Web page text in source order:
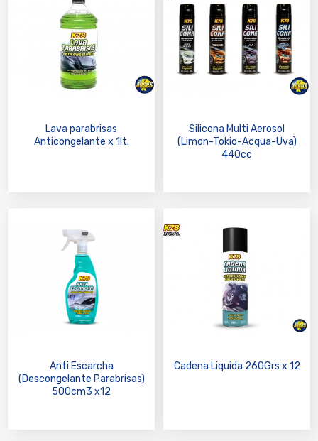
Lava parabrisas
Anticongelante x 1lt.
Silicona Multi Aerosol
(Limon-Tokio-Acqua-Uva)
440cc
Anti Escarcha
(Descongelante Parabrisas)
500cm3 x12
Cadena Liquida 260Grs x 12